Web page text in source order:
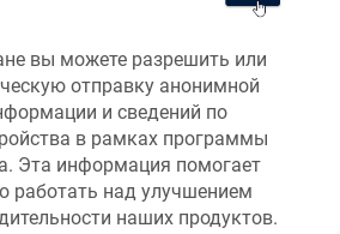
вы можете разрешить или
отправку анонимной
и сведений по
в рамках программы
Эта информация помогает
работать над улучшением
наших продуктов.